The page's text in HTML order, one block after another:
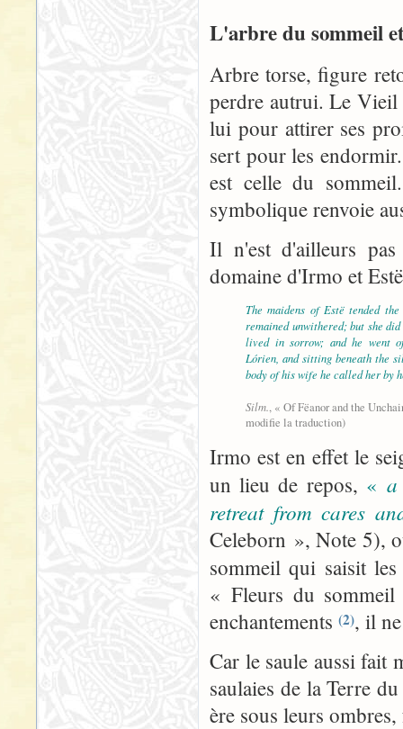
L'arbre du sommeil
Arbre torse, figure
perdre autrui. Le Vieil
lui pour attirer ses
sert pour les
est celle du
symbolique renvoie
Il n'est d'ailleurs
domaine d'Irmo et
The maidens of Estë tended
remained unwithered; but she
lived in sorrow; and he went
Lórien, and sitting beneath the
body of his wife he called her by
Silm. , « Of Fëanor and the
modifie la traduction)
Irmo est en effet le
un lieu de repos, «a
retreat from cares
Celeborn », Note 5),
sommeil qui saisit
« Fleurs du
enchantements (2), il
Car le saule aussi fait
saulaies de la Terre
ère sous leurs